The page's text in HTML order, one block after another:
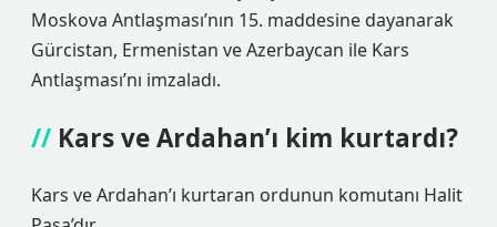
Moskova Antlaşması’nın 15. maddesine dayanarak
Gürcistan, Ermenistan ve Azerbaycan ile Kars
Antlaşması’nı imzaladı.
Kars ve Ardahan’ı kim kurtardı?
Kars ve Ardahan’ı kurtaran ordunun komutanı Halit